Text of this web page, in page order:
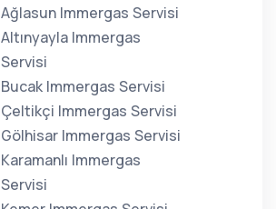
Ağlasun Immergas Servisi
Altınyayla Immergas
Servisi
Bucak Immergas Servisi
Çeltikçi Immergas Servisi
Gölhisar Immergas Servisi
Karamanlı Immergas
Servisi